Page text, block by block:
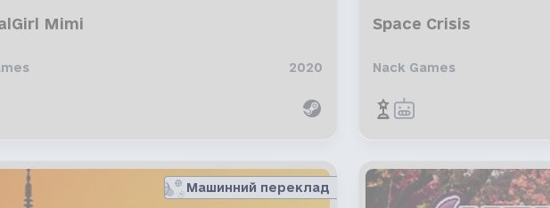
Mimi
2020
Space Crisis
Nack Games
Машинний переклад